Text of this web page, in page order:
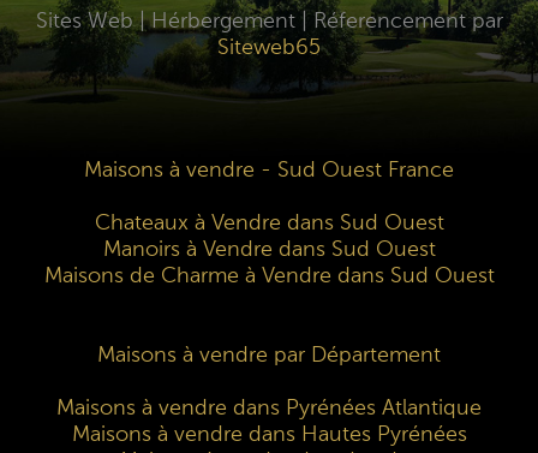
Sites Web | Hérbergement | Réferencement par
Siteweb65
Maisons à vendre - Sud Ouest France
Chateaux à Vendre dans Sud Ouest
Manoirs à Vendre dans Sud Ouest
Maisons de Charme à Vendre dans Sud Ouest
Maisons à vendre par Département
Maisons à vendre dans Pyrénées Atlantique
Maisons à vendre dans Hautes Pyrénées